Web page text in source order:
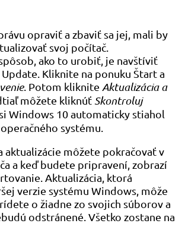
opraviť a zbaviť sa jej, mali by
svoj počítač.
ako to urobiť, je navštíviť
Kliknite na ponuku Štart a
. Potom kliknite Aktualizácia a
môžete kliknúť Skontroluj
Windows 10 automaticky stiahol
systému.
aktualizácie môžete pokračovať v
a keď budete pripravení, zobrazí
Aktualizácia, ktorá
verzie systému Windows, môže
o žiadne zo svojich súborov a
odstránené. Všetko zostane na